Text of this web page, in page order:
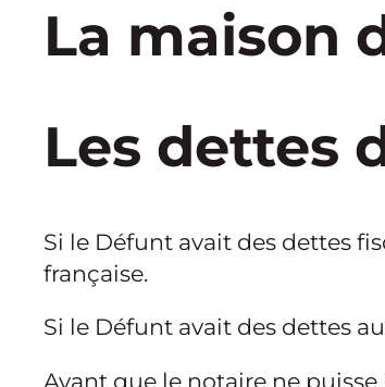
La maison
Les dettes
Si le Défunt avait des dettes
française.
Si le Défunt avait des dettes
Avant que le notaire ne